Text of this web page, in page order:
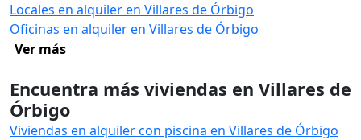
Locales en alquiler en Villares de Órbigo
Oficinas en alquiler en Villares de Órbigo
Ver más
Encuentra más viviendas en Villares de
Órbigo
Viviendas en alquiler con piscina en Villares de Órbigo